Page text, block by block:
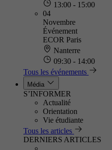
13:00 - 15:00
04
Novembre
Événement
ECOR Paris
Nanterre
09:30 - 14:00
Tous les événements
Média
S’INFORMER
Actualité
Orientation
Vie étudiante
Tous les articles
DERNIERS ARTICLES